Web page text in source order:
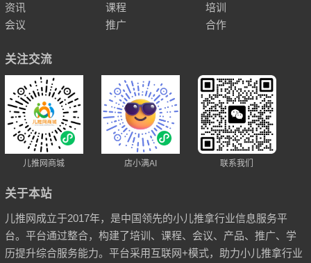
资讯 课程
培训
会议
推广 合作
关注交流
儿推网商城 店小满AI 联系我们
关于本站
儿推网成立于2017年，是中国领先的小儿推拿行业信息服务平
台。平台通过整合，构建了培训、课程、会议、产品、推广、学
历提升综合服务能力。平台采用互联网+模式，助力小儿推拿行业